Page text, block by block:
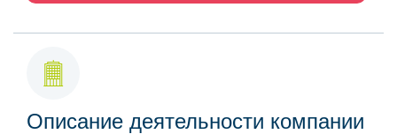
Описание деятельности компании